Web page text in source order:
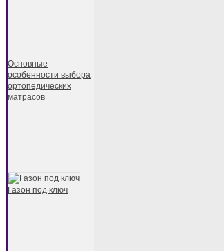
Основные
особенности выбора
ортопедических
матрасов
Газон под ключ